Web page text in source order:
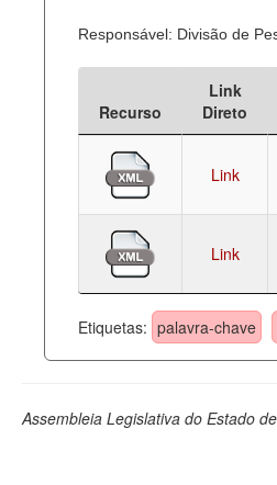
Administração
Legislação
Perguntas frequentes
Responsável: Divisão de
Recurso
Link
Direto
Link
Link
Etiquetas: palavra-chave
Assembleia Legislativa do Estado